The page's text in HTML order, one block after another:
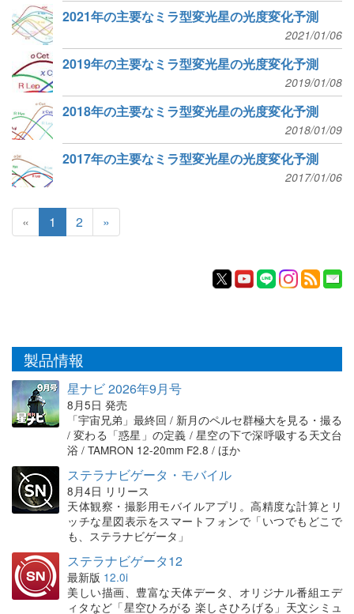
2021年の主要なミラ型変光星の光度変化予測
2021/01/06
2019年の主要なミラ型変光星の光度変化予測
2019/01/08
2018年の主要なミラ型変光星の光度変化予測
2018/01/09
2017年の主要なミラ型変光星の光度変化予測
2017/01/06
« 1 2 »
製品情報
星ナビ 2026年9月号
8月5日 発売
「宇宙兄弟」最終回 / 新月のペルセ群極大を見る・撮る
/ 変わる「惑星」の定義 / 星空の下で深呼吸する天文台
浴 / TAMRON 12-20mm F2.8 / ほか
ステラナビゲータ・モバイル
8月4日 リリース
天体観察・撮影用モバイルアプリ。高精度な計算とリ
ッチな星図表示をスマートフォンで「いつでもどこで
も、ステラナビゲータ」
ステラナビゲータ12
最新版 12.0i
美しい描画、豊富な天体データ、オリジナル番組エデ
ィタなど「星空ひろがる 楽しさひろげる」天文シミュ